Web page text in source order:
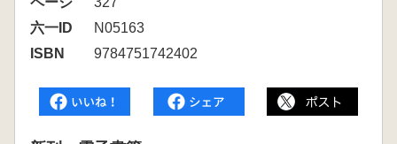
六一ID
N05163
ISBN
9784751742402